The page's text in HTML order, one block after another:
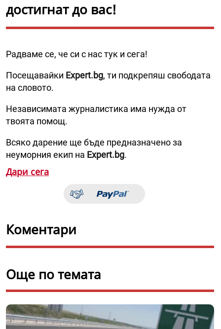
достигнат до вас!
Радваме се, че си с нас тук и сега!
Посещавайки Expert.bg, ти подкрепяш свободата
на словото.
Независимата журналистика има нужда от
твоята помощ.
Всяко дарение ще бъде предназначено за
неуморния екип на Expert.bg.
Дари сега
Коментари
Още по темата